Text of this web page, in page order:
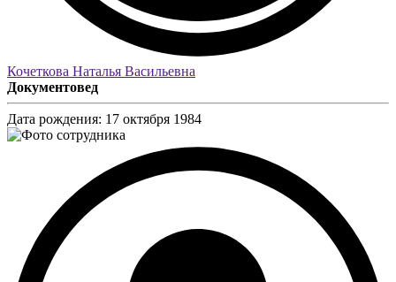
Кочеткова Наталья Васильевна
Документовед
Дата рождения: 17 октября 1984